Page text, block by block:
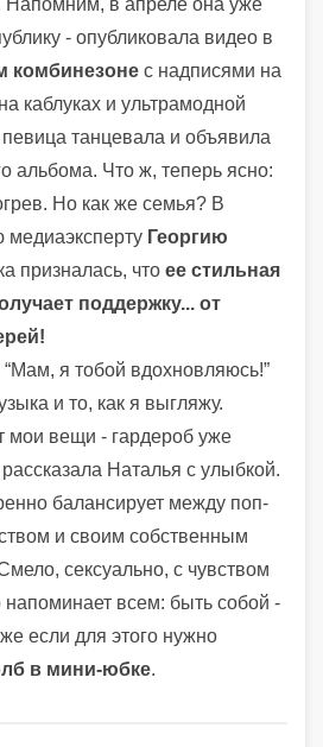
- опубликовала видео в
комбинезоне с надписями на
каблуках и ультрамодной
танцевала и объявила
альбома. Что ж, теперь ясно:
Но как же семья? В
Георгию
призналась, что ее стильная
поддержку... от
я тобой вдохновляюсь!”
и то, как я выгляжу.
мои вещи - гардероб уже
Наталья с улыбкой.
балансирует между поп-
и своим собственным
сексуально, с чувством
всем: быть собой -
если для этого нужно
в мини-юбке.